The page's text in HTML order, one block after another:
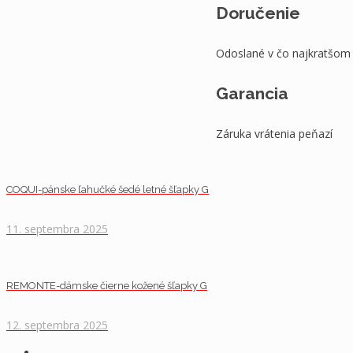
Doručenie
Odoslané v čo najkratšom
Garancia
Záruka vrátenia peňazí
COQUI-pánske ľahučké šedé letné šľapky G
11. septembra 2025
REMONTE-dámske čierne kožené šľapky G
12. septembra 2025